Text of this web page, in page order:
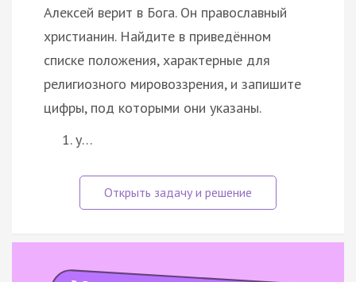
Алексей верит в Бога. Он православный
христианин. Найдите в приведённом
списке положения, характерные для
религиозного мировоззрения, и запишите
цифры, под которыми они указаны.
у…